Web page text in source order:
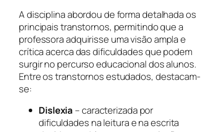
A disciplina abordou de forma detalhada os
principais transtornos, permitindo que a
professora adquirisse uma visão ampla e
crítica acerca das dificuldades que podem
surgir no percurso educacional dos alunos.
Entre os transtornos estudados, destacam-
se:
Dislexia – caracterizada por
dificuldades na leitura e na escrita